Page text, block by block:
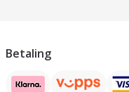
Betaling